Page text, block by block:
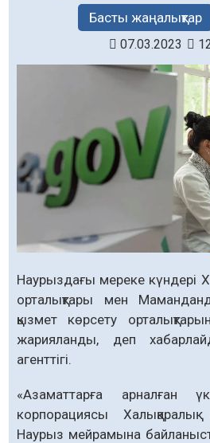
Басты жаңалықтар
07.03.2023
Наурыздағы мереке күндері
орталықтары мен
қызмет көрсету
жарияланды, деп
агенттігі.
«Азаматтарға арналған
корпорациясы
Наурыз мейрамына